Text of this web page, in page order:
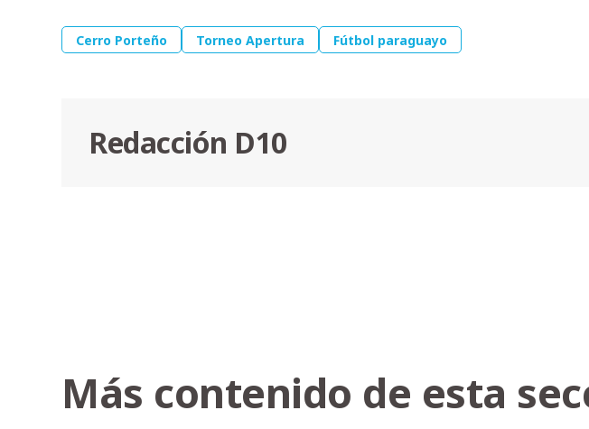
Cerro Porteño Torneo Apertura Fútbol paraguayo
Redacción D10
Más contenido de esta